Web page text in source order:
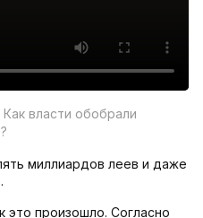
власти обобрали
миллиардов леев и даже
это произошло. Согласно